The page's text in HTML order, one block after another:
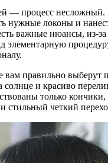
— процесс несложный.
нужные локоны и
важные нюансы, из-
элементарную
вам правильно выберут
солнце и красиво
только кончики,
стильный четкий